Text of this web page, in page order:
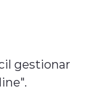
gestionar